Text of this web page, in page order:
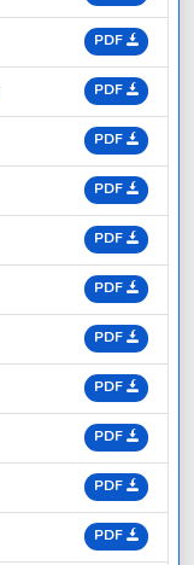
PDF
PDF
PDF
PDF
PDF
PDF
PDF
PDF
PDF
PDF
PDF